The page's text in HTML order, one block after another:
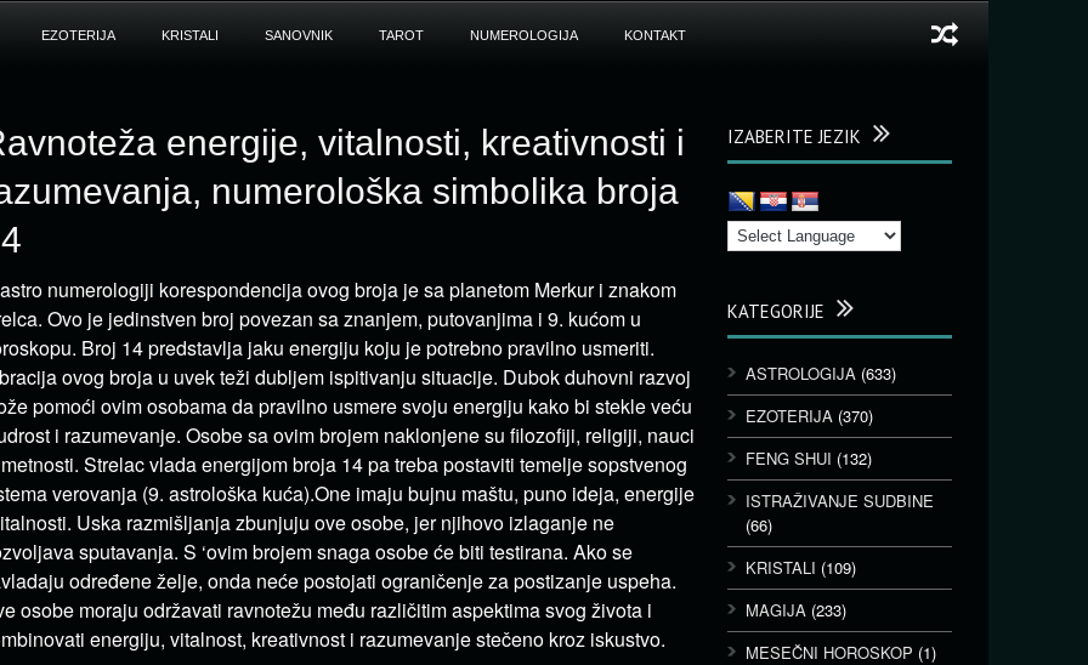
EZOTERIJA KRISTALI SANOVNIK TAROT NUMEROLOGIJA KONTAKT
energije, vitalnosti, kreativnosti i
numerološka simbolika broja
numerologiji korespondencija ovog broja je sa planetom Merkur i znakom
Ovo je jedinstven broj povezan sa znanjem, putovanjima i 9. kućom u
Broj 14 predstavlja jaku energiju koju je potrebno pravilno usmeriti.
ovog broja u uvek teži dubljem ispitivanju situacije. Dubok duhovni razvoj
pomoći ovim osobama da pravilno usmere svoju energiju kako bi stekle veću
i razumevanje. Osobe sa ovim brojem naklonjene su filozofiji, religiji, nauci
Strelac vlada energijom broja 14 pa treba postaviti temelje sopstvenog
verovanja (9. astrološka kuća).One imaju bujnu maštu, puno ideja, energije
Uska razmišljanja zbunjuju ove osobe, jer njihovo izlaganje ne
sputavanja. S ‘ovim brojem snaga osobe će biti testirana. Ako se
određene želje, onda neće postojati ograničenje za postizanje uspeha.
osobe moraju održavati ravnotežu među različitim aspektima svog života i
energiju, vitalnost, kreativnost i razumevanje stečeno kroz iskustvo.
IZABERITE JEZIK
KATEGORIJE
ASTROLOGIJA (633)
EZOTERIJA (370)
FENG SHUI (132)
ISTRAŽIVANJE SUDBINE
(66)
KRISTALI (109)
MAGIJA (233)
MESEČNI HOROSKOP (1)